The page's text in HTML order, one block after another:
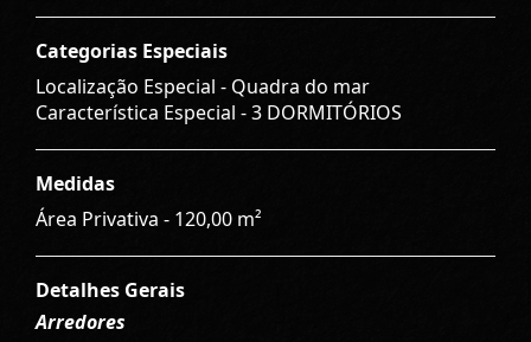
Categorias Especiais
Localização Especial - Quadra do mar
Característica Especial - 3 DORMITÓRIOS
Medidas
Área Privativa - 120,00 m²
Detalhes Gerais
Arredores